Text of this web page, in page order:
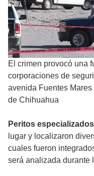
El crimen provocó una
corporaciones de
avenida Fuentes Mares
de Chihuahua
Peritos especializados
lugar y localizaron
cuales fueron
será analizada durante